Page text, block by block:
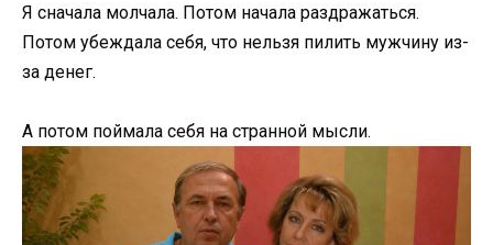
Я сначала молчала. Потом начала раздражаться.
Потом убеждала себя, что нельзя пилить мужчину из-
за денег.
А потом поймала себя на странной мысли.